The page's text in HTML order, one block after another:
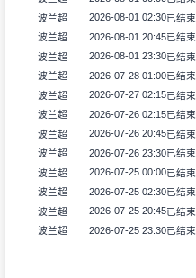
波兰超
2026-08-01 02:30已结束
波兰超
2026-08-01 20:45已结束
波兰超
2026-08-01 23:30已结束
波兰超
2026-07-28 01:00已结束
波兰超
2026-07-27 02:15已结束
波兰超
2026-07-26 02:15已结束
波兰超
2026-07-26 20:45已结束
波兰超
2026-07-26 23:30已结束
波兰超
2026-07-25 00:00已结束
波兰超
2026-07-25 02:30已结束
波兰超
2026-07-25 20:45已结束
波兰超
2026-07-25 23:30已结束